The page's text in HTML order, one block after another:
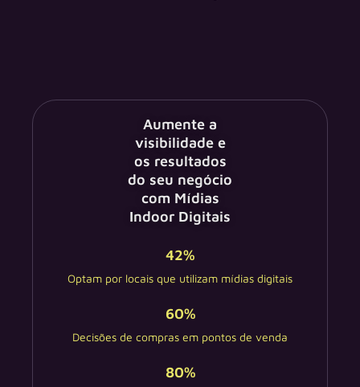
Aumente a
visibilidade e
os resultados
do seu negócio
com Mídias
Indoor Digitais
Optam por locais que utilizam mídias digitais
42%
Decisões de compras em pontos de venda
60%
80%